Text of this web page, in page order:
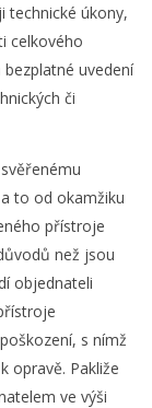
technické úkony,
celkového
uvedení
či
to od okamžiku
přístroje
než jsou
objednateli
s nímž
opravě. Pakliže
ve výši